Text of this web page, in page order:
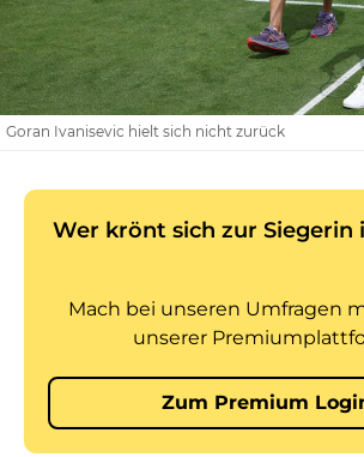
Goran Ivanisevic hielt sich nicht zurück